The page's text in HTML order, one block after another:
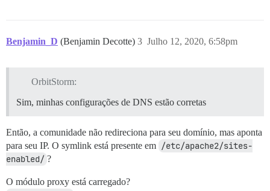
  #DOCKER_USE_HOSTNAME: true
## TODO: Lista de e-mails separados por vírgula
## no cadastro inicial, exemplo
## TODO: O servidor de e-mail SMTP usado para
## ENDEREÇO SMTP, nome de usuário e senha são
## AVISO: o caractere '#' na senha SMTP pode
  DISCOURSE_SMTP_PORT: 587
Benjamin_D (Benjamin Decotte) Julho 12, 2020, 6:58pm
3
OrbitStorm:
Sim, minhas configurações de DNS estão corretas
Então, a comunidade não redireciona para seu domínio, mas aponta
para seu IP. O symlink está presente em /etc/apache2/sites-
enabled/ ?
O módulo proxy está carregado?